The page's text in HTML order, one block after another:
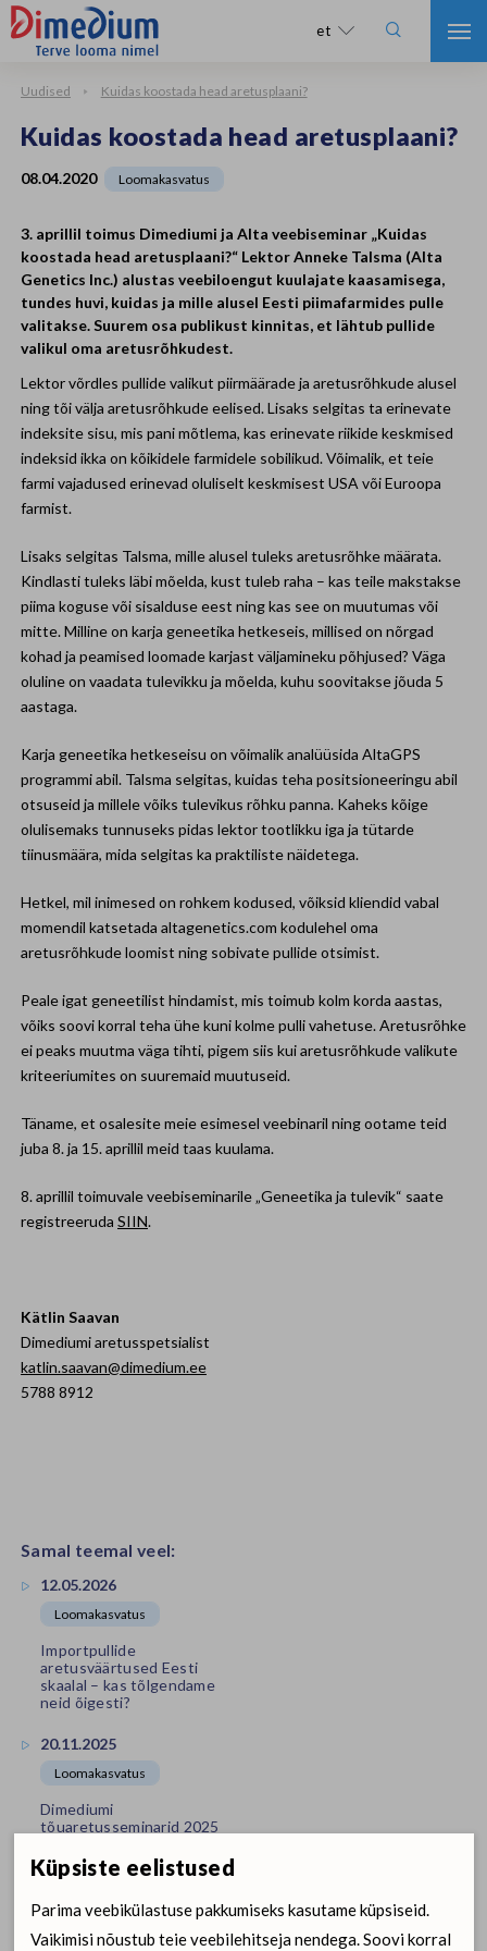
et 
Uudised Kuidas koostada head aretusplaani?
Kuidas koostada head aretusplaani?
08.04.2020 Loomakasvatus
3. aprillil toimus Dimediumi ja Alta veebiseminar „Kuidas
koostada head aretusplaani?“ Lektor Anneke Talsma (Alta
Genetics Inc.) alustas veebiloengut kuulajate kaasamisega,
tundes huvi, kuidas ja mille alusel Eesti piimafarmides pulle
valitakse. Suurem osa publikust kinnitas, et lähtub pullide
valikul oma aretusrõhkudest.
Lektor võrdles pullide valikut piirmäärade ja aretusrõhkude alusel
ning tõi välja aretusrõhkude eelised. Lisaks selgitas ta erinevate
indeksite sisu, mis pani mõtlema, kas erinevate riikide keskmised
indeksid ikka on kõikidele farmidele sobilikud. Võimalik, et teie
farmi vajadused erinevad oluliselt keskmisest USA või Euroopa
farmist.
Lisaks selgitas Talsma, mille alusel tuleks aretusrõhke määrata.
Kindlasti tuleks läbi mõelda, kust tuleb raha – kas teile makstakse
piima koguse või sisalduse eest ning kas see on muutumas või
mitte. Milline on karja geneetika hetkeseis, millised on nõrgad
kohad ja peamised loomade karjast väljamineku põhjused? Väga
oluline on vaadata tulevikku ja mõelda, kuhu soovitakse jõuda 5
aastaga.
Karja geneetika hetkeseisu on võimalik analüüsida AltaGPS
programmi abil. Talsma selgitas, kuidas teha positsioneeringu abil
otsuseid ja millele võiks tulevikus rõhku panna. Kaheks kõige
olulisemaks tunnuseks pidas lektor tootlikku iga ja tütarde
tiinusmäära, mida selgitas ka praktiliste näidetega.
Hetkel, mil inimesed on rohkem kodused, võiksid kliendid vabal
momendil katsetada altagenetics.com kodulehel oma
aretusrõhkude loomist ning sobivate pullide otsimist.
Peale igat geneetilist hindamist, mis toimub kolm korda aastas,
võiks soovi korral teha ühe kuni kolme pulli vahetuse. Aretusrõhke
ei peaks muutma väga tihti, pigem siis kui aretusrõhkude valikute
kriteeriumites on suuremaid muutuseid.
Täname, et osalesite meie esimesel veebinaril ning ootame teid
juba 8. ja 15. aprillil meid taas kuulama.
8. aprillil toimuvale veebiseminarile „Geneetika ja tulevik“ saate
registreeruda SIIN.
Kätlin Saavan
Dimediumi aretusspetsialist
katlin.saavan@dimedium.ee
5788 8912
Samal teemal veel:
12.05.2026
Loomakasvatus
Importpullide
aretusväärtused Eesti
skaalal – kas tõlgendame
neid õigesti?
20.11.2025
Loomakasvatus
Dimediumi
tõuaretusseminarid 2025
31.10.2025
Tule osale seminaril
Küpsiste eelistused
Parima veebikülastuse pakkumiseks kasutame küpsiseid.
Vaikimisi nõustub teie veebilehitseja nendega. Soovi korral